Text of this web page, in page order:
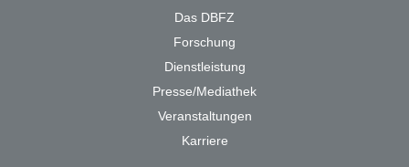
Das DBFZ
Forschung
Dienstleistung
Presse/Mediathek
Veranstaltungen
Karriere